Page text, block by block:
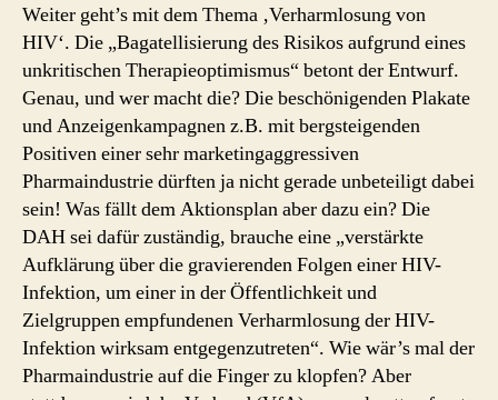
Weiter geht’s mit dem Thema ‚Verharmlosung von
HIV‘. Die „Bagatellisierung des Risikos aufgrund eines
unkritischen Therapieoptimismus“ betont der Entwurf.
Genau, und wer macht die? Die beschönigenden Plakate
und Anzeigenkampagnen z.B. mit bergsteigenden
Positiven einer sehr marketingaggressiven
Pharmaindustrie dürften ja nicht gerade unbeteiligt dabei
sein! Was fällt dem Aktionsplan aber dazu ein? Die
DAH sei dafür zuständig, brauche eine „verstärkte
Aufklärung über die gravierenden Folgen einer HIV-
Infektion, um einer in der Öffentlichkeit und
Zielgruppen empfundenen Verharmlosung der HIV-
Infektion wirksam entgegenzutreten“. Wie wär’s mal der
Pharmaindustrie auf die Finger zu klopfen? Aber